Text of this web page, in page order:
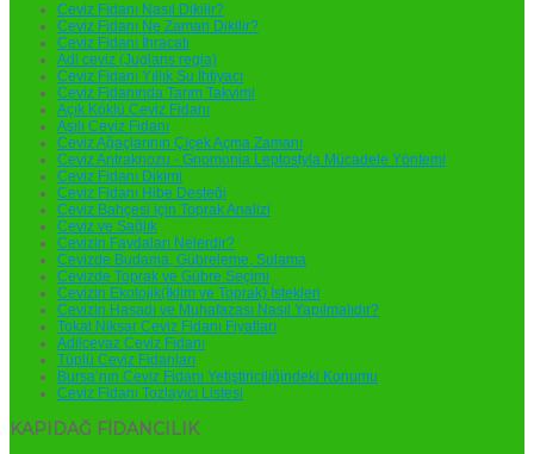
Ceviz Fidanı Nasıl Dikilir?
Ceviz Fidanı Ne Zaman Dikilir?
Ceviz Fidanı İhracatı
Adi ceviz (Juglans regia)
Ceviz Fidanı Yıllık Su İhtiyacı
Ceviz Fidanında Tarım Takvimi
Açık Köklü Ceviz Fidanı
Aşılı Ceviz Fidanı
Ceviz Ağaçlarının Çiçek Açma Zamanı
Ceviz Antraknozu - Gnomonia Leptostyla Mücadele Yöntemi
Ceviz Fidanı Dikimi
Ceviz Fidanı Hibe Desteği
Ceviz Bahçesi için Toprak Analizi
Ceviz ve Sağlık
Cevizin Faydaları Nelerdir?
Cevizde Budama, Gübreleme, Sulama
Cevizde Toprak ve Gübre Seçimi
Cevizin Ekolojik(İklim ve Toprak) İstekleri
Cevizin Hasadı ve Muhafazası Nasıl Yapılmalıdır?
Tokat Niksar Ceviz Fidanı Fiyatları
Adilcevaz Ceviz Fidanı
Tüplü Ceviz Fidanları
Bursa’nın Ceviz Fidanı Yetiştiriciliğindeki Konumu
Ceviz Fidanı Tozlayıcı Listesi
KAPIDAĞ FİDANCILIK